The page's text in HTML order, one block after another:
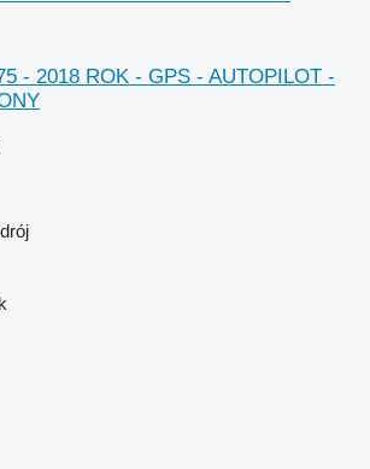
- 2018 ROK - GPS - AUTOPILOT -